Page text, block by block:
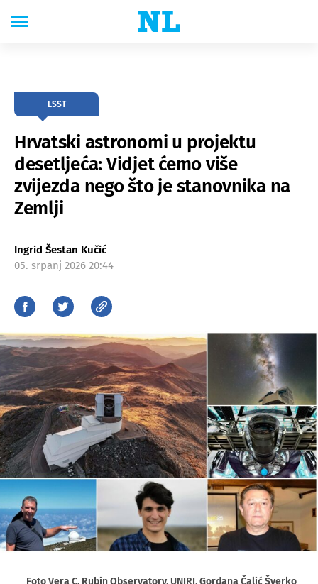
LSST
Hrvatski astronomi u projektu
desetljeća: Vidjet ćemo više
zvijezda nego što je stanovnika na
Zemlji
Ingrid Šestan Kučić
05. srpanj 2026 20:44
Foto Vera C. Rubin Observatory, UNIRI, Gordana Čalić Šverko